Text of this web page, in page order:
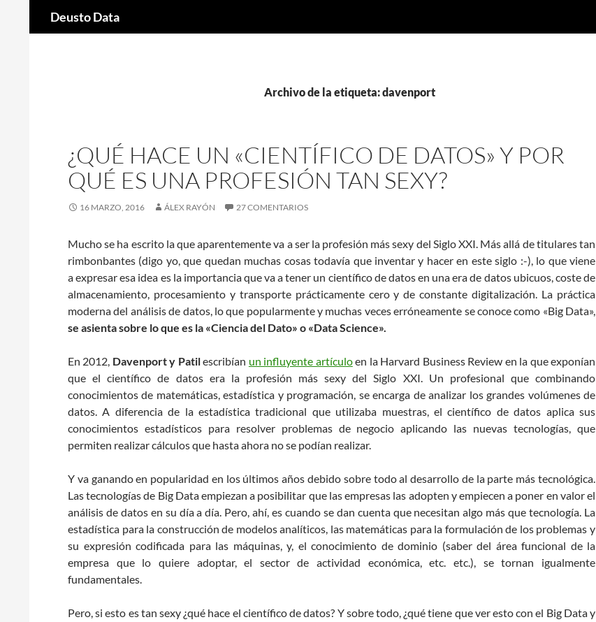
Deusto Data
Archivo de la etiqueta: davenport
¿QUÉ HACE UN «CIENTÍFICO DE DATOS» Y POR
QUÉ ES UNA PROFESIÓN TAN SEXY?
16 MARZO, 2016 ÁLEX RAYÓN 27 COMENTARIOS
Mucho se ha escrito la que aparentemente va a ser la profesión más sexy del Siglo XXI. Más allá de titulares tan
rimbonbantes (digo yo, que quedan muchas cosas todavía que inventar y hacer en este siglo :-), lo que viene
a expresar esa idea es la importancia que va a tener un científico de datos en una era de datos ubicuos, coste de
almacenamiento, procesamiento y transporte prácticamente cero y de constante digitalización. La práctica
moderna del análisis de datos, lo que popularmente y muchas veces erróneamente se conoce como «Big Data»,
se asienta sobre lo que es la «Ciencia del Dato» o «Data Science».
En 2012, Davenport y Patilescribían un influyente artículoen la Harvard Business Review en la que exponían
que el científico de datos era la profesión más sexy del Siglo XXI. Un profesional que combinando
conocimientos de matemáticas, estadística y programación, se encarga de analizar los grandes volúmenes de
datos. A diferencia de la estadística tradicional que utilizaba muestras, el científico de datos aplica sus
conocimientos estadísticos para resolver problemas de negocio aplicando las nuevas tecnologías, que
permiten realizar cálculos que hasta ahora no se podían realizar.
Y va ganando en popularidad en los últimos años debido sobre todo al desarrollo de la parte más tecnológica.
Las tecnologías de Big Data empiezan a posibilitar que las empresas las adopten y empiecen a poner en valor el
análisis de datos en su día a día. Pero, ahí, es cuando se dan cuenta que necesitan algo más que tecnología. La
estadística para la construcción de modelos analíticos, las matemáticas para la formulación de los problemas y
su expresión codificada para las máquinas, y, el conocimiento de dominio (saber del área funcional de la
empresa que lo quiere adoptar, el sector de actividad económica, etc. etc.), se tornan igualmente
fundamentales.
Pero, si esto es tan sexy ¿qué hace el científico de datos? Y sobre todo, ¿qué tiene que ver esto con el Big Data y